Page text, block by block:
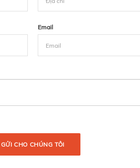
Email
GỬI CHO CHÚNG TÔI